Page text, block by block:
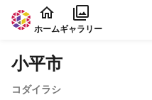
本文に飛ぶ
ホームギャラリー
小平市
コダイラシ